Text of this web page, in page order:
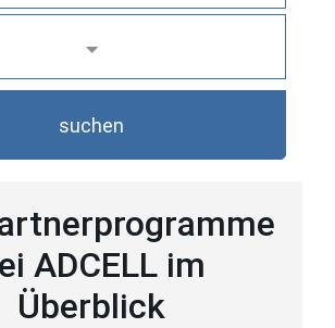
suchen
ADCELL im
Überblick